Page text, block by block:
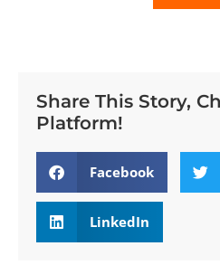
Share This Story,
Platform!
Facebook
LinkedIn